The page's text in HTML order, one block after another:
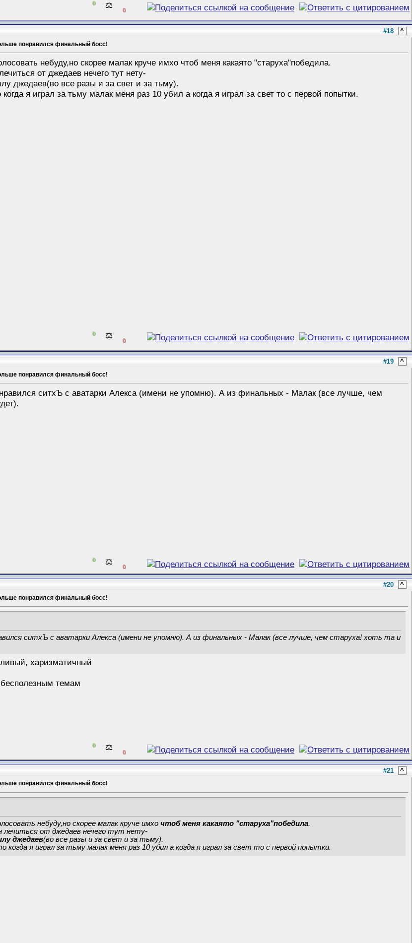
0 ⚖️ 0
#18 ^
понравился финальный босс!
небуду,но скорее малак круче имхо чтоб меня какаято "старуха"победила.
от джедаев нечего тут нету-
джедаев(во все разы и за свет и за тьму).
я играл за тьму малак меня раз 10 убил а когда я играл за свет то с первой попытки.
0 ⚖️ 0
#19 ^
понравился финальный босс!
ситхЪ с аватарки Алекса (имени не упомню). А из финальных - Малак (все лучше, чем
0 ⚖️ 0
#20 ^
понравился финальный босс!
ситхЪ с аватарки Алекса (имени не упомню). А из финальных - Малак (все лучше, чем старуха! хоть та и
харизматичный
темам
0 ⚖️ 0
#21 ^
понравился финальный босс!
небуду,но скорее малак круче имхо чтоб меня какаято "старуха"победила.
от джедаев нечего тут нету-
джедаев(во все разы и за свет и за тьму).
я играл за тьму малак меня раз 10 убил а когда я играл за свет то с первой попытки.